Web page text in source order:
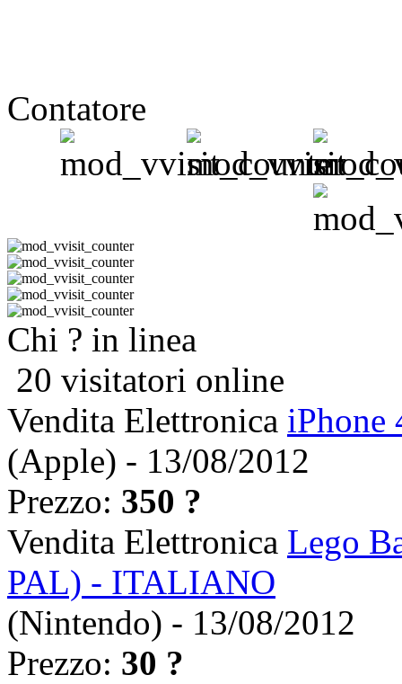
Contatore
Chi ? in linea
20 visitatori online
Vendita Elettronica iPhone
(Apple) - 13/08/2012
Prezzo: 350 ?
Vendita Elettronica Lego
PAL) - ITALIANO
(Nintendo) - 13/08/2012
Prezzo: 30 ?